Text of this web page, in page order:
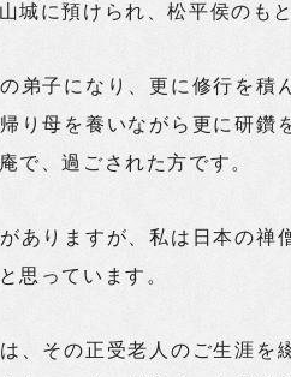
城に預けられ、松平侯のも
弟子になり、更に修行を積
り母を養いながら更に研鑽
で、過ごされた方です。
ありますが、私は日本の禅
思っています。
、その正受老人のご生涯を